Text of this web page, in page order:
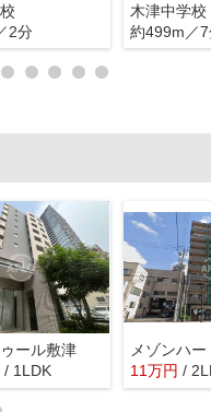
2分
木津中学校
約499m／
ール敷津
/ 1LDK 11万円 /